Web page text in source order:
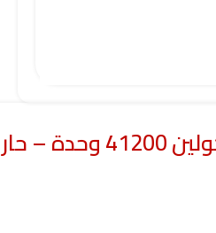
مكيف كاسيت كولين 41200 وحدة – حار